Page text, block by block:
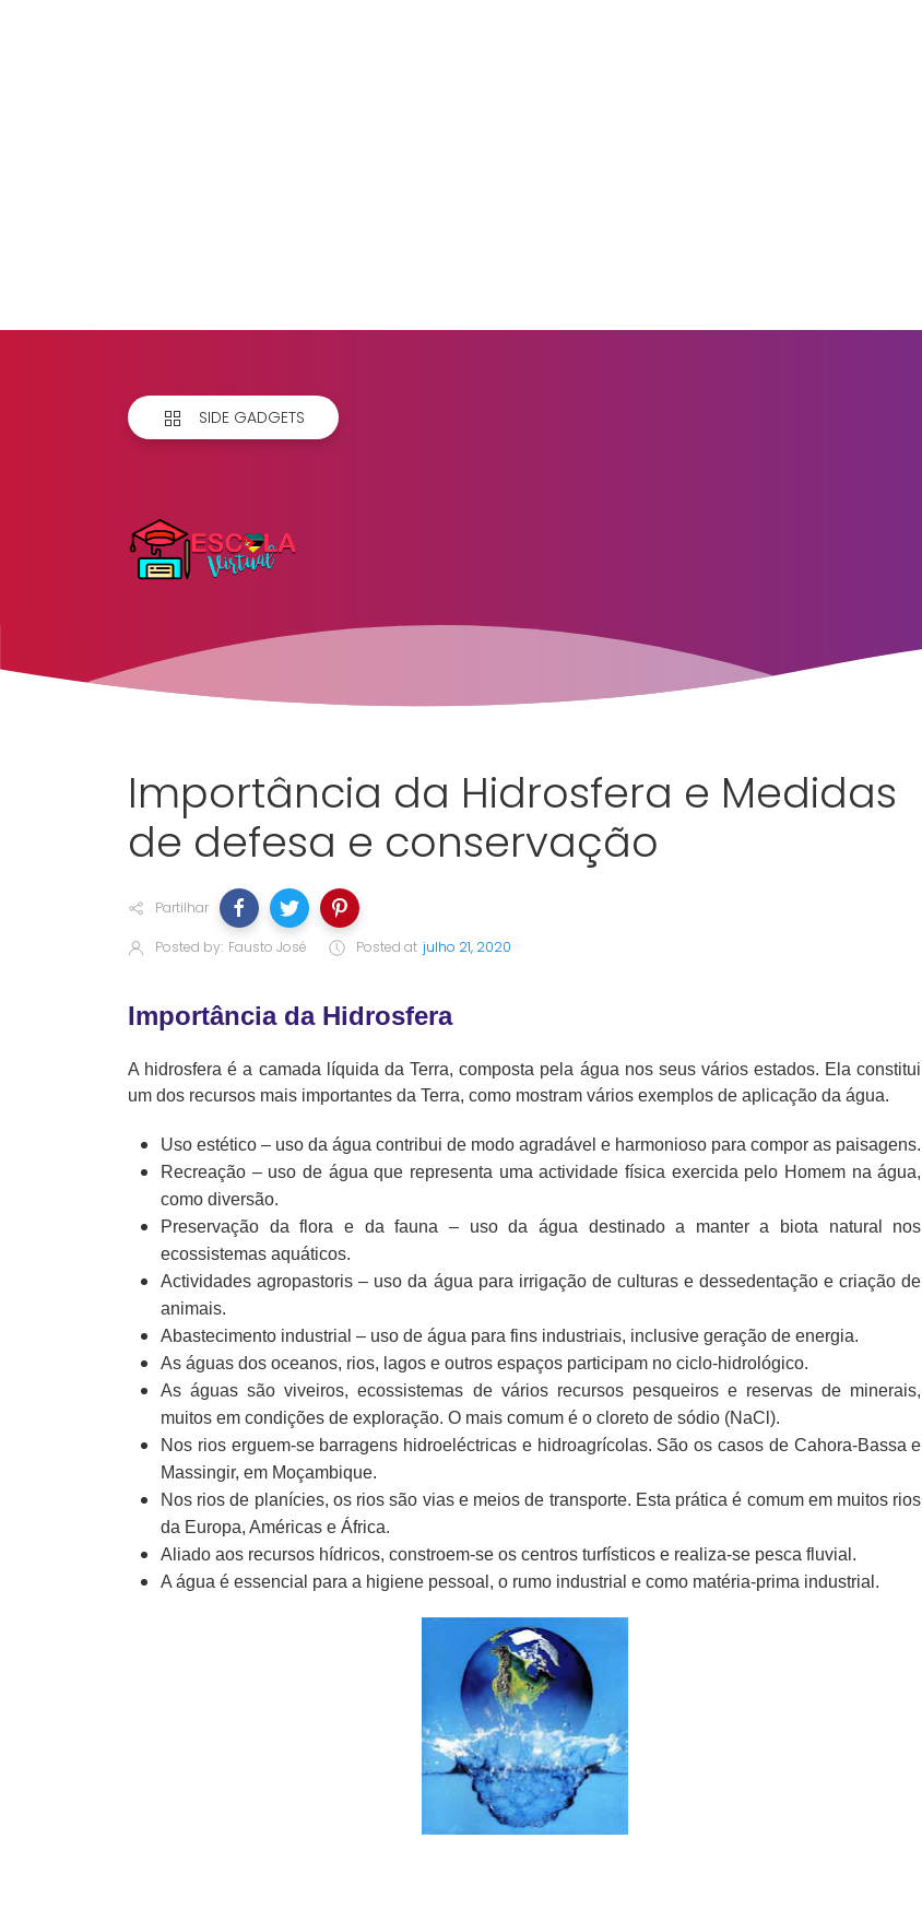
SIDE GADGETS
Importância da Hidrosfera e Medidas
de defesa e conservação
Partilhar
Posted by: Fausto José Posted at julho 21, 2020
Importância da Hidrosfera
A hidrosfera é a camada líquida da Terra, composta pela água nos seus vários estados. Ela constitui
um dos recursos mais importantes da Terra, como mostram vários exemplos de aplicação da água.
Uso estético – uso da água contribui de modo agradável e harmonioso para compor as paisagens.
Recreação – uso de água que representa uma actividade física exercida pelo Homem na água,
como diversão.
Preservação da flora e da fauna – uso da água destinado a manter a biota natural nos
ecossistemas aquáticos.
Actividades agropastoris – uso da água para irrigação de culturas e dessedentação e criação de
animais.
Abastecimento industrial – uso de água para fins industriais, inclusive geração de energia.
As águas dos oceanos, rios, lagos e outros espaços participam no ciclo-hidrológico.
As águas são viveiros, ecossistemas de vários recursos pesqueiros e reservas de minerais,
muitos em condições de exploração. O mais comum é o cloreto de sódio (NaCl).
Nos rios erguem-se barragens hidroeléctricas e hidroagrícolas. São os casos de Cahora-Bassa e
Massingir, em Moçambique.
Nos rios de planícies, os rios são vias e meios de transporte. Esta prática é comum em muitos rios
da Europa, Américas e África.
Aliado aos recursos hídricos, constroem-se os centros turfísticos e realiza-se pesca fluvial.
A água é essencial para a higiene pessoal, o rumo industrial e como matéria-prima industrial.